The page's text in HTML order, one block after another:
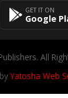
GET IT ON
Google
All
Yatosha Web